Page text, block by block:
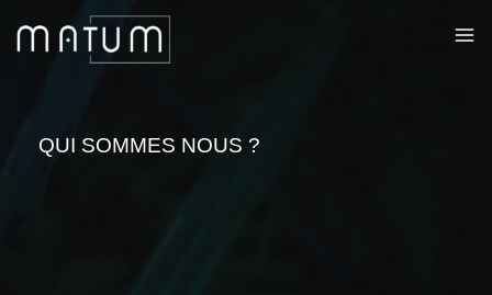
QUI SOMMES NOUS ?